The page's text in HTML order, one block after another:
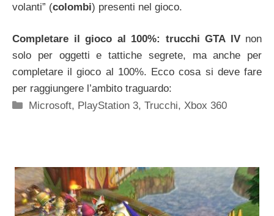
volanti” (colombi) presenti nel gioco.
Completare il gioco al 100%: trucchi GTA IVnon
solo per oggetti e tattiche segrete, ma anche per
completare il gioco al 100%. Ecco cosa si deve fare
per raggiungere l’ambito traguardo:
Categorie
Microsoft, PlayStation 3,Trucchi,Xbox 360